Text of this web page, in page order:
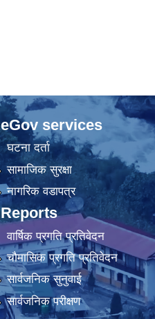
eGov services
घटना दर्ता
सामाजिक सुरक्षा
नागरिक वडापत्र
Reports
वार्षिक प्रगति प्रतिवेदन
चौमासिक प्रगति प्रतिवेदन
सार्वजनिक सुनुवाई
सार्वजनिक परीक्षण